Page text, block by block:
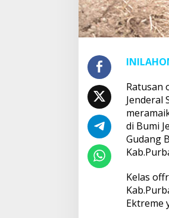
Ratusan
Jenderal
di Bumi
Gudang
Kelas
Ektreme